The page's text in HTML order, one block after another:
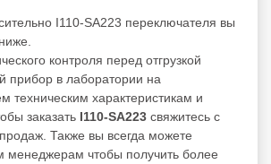
I110-SA223 переключателя вы
контроля перед отгрузкой
прибор в лаборатории на
техническим характеристикам и
заказать I110-SA223 свяжитесь с
Также вы всегда можете
менеджерам чтобы получить более